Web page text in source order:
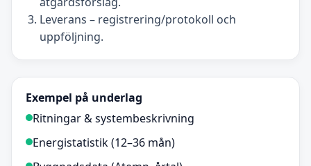
Leverans – registrering/protokoll och
uppföljning.
Exempel på underlag
Ritningar & systembeskrivning
Energistatistik (12–36 mån)